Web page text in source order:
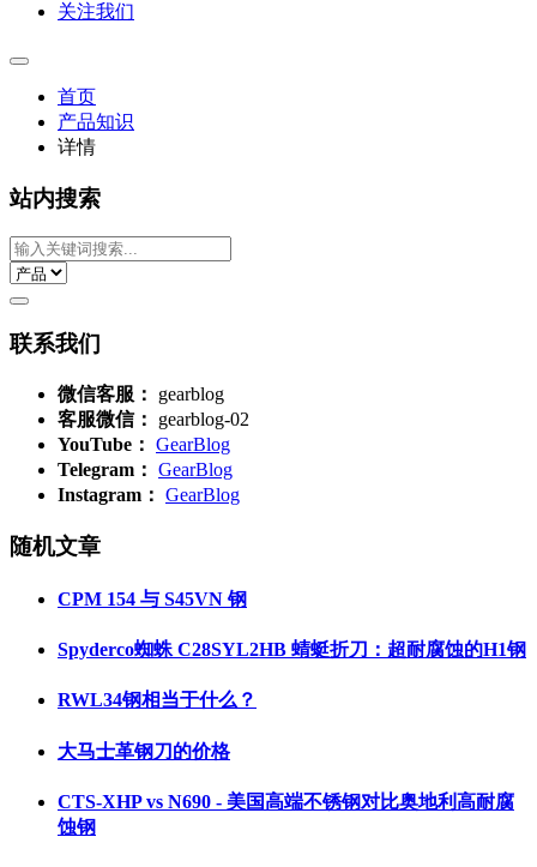
关注我们
首页
产品知识
详情
站内搜索
联系我们
微信客服：
gearblog
客服微信：
gearblog-02
YouTube： GearBlog
Telegram： GearBlog
Instagram： GearBlog
随机文章
CPM 154 与 S45VN 钢
Spyderco蜘蛛 C28SYL2HB 蜻蜓折刀：超耐腐蚀的H1钢
RWL34钢相当于什么？
大马士革钢刀的价格
CTS-XHP vs N690 - 美国高端不锈钢对比奥地利高耐腐
蚀钢